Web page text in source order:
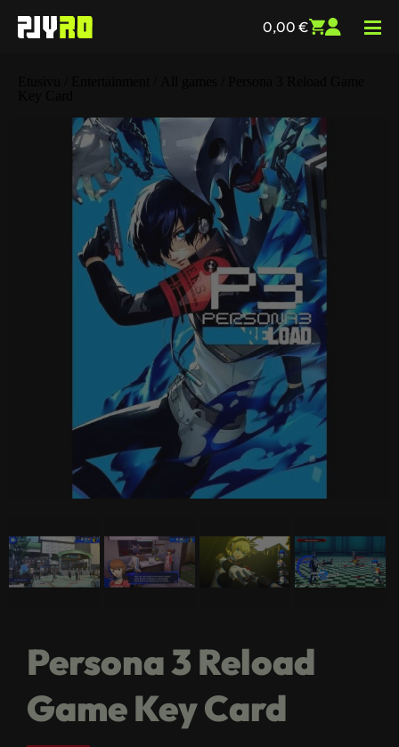
0,00 €
Persona 3 Reload
Game Key Card